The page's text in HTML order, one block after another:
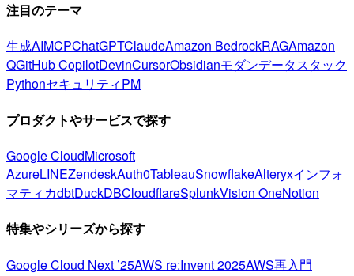
注目のテーマ
生成AIMCPChatGPTClaudeAmazon BedrockRAGAmazon
QGitHub CopilotDevinCursorObsidianモダンデータスタック
PythonセキュリティPM
プロダクトやサービスで探す
Google CloudMicrosoft
AzureLINEZendeskAuth0TableauSnowflakeAlteryxインフォ
マティカdbtDuckDBCloudflareSplunkVision OneNotion
特集やシリーズから探す
Google Cloud Next ’25AWS re:Invent 2025AWS再入門